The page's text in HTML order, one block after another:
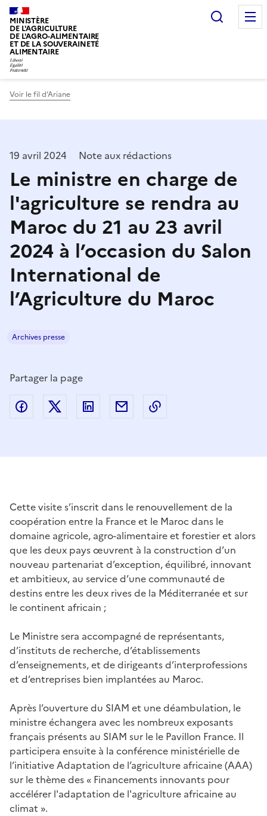
MINISTÈRE
DE L'AGRICULTURE
DE L'AGRO-ALIMENTAIRE
ET DE LA SOUVERAINETÉ
ALIMENTAIRE
Voir le fil d’Ariane
19 avril 2024 Note aux rédactions
Le ministre en charge de
l'agriculture se rendra au
Maroc du 21 au 23 avril
2024 à l’occasion du Salon
International de
l’Agriculture du Maroc
Archives presse
Partager la page
Partager sur Facebook
Partager sur Twitter
Partager sur LinkedIn
Partager par email
Cette visite s’inscrit dans le renouvellement de la
coopération entre la France et le Maroc dans le
domaine agricole, agro-alimentaire et forestier et alors
que les deux pays œuvrent à la construction d’un
nouveau partenariat d’exception, équilibré, innovant
et ambitieux, au service d’une communauté de
destins entre les deux rives de la Méditerranée et sur
le continent africain ;
Le Ministre sera accompagné de représentants,
d’instituts de recherche, d’établissements
d’enseignements, et de dirigeants d’interprofessions
et d’entreprises bien implantées au Maroc.
Après l’ouverture du SIAM et une déambulation, le
ministre échangera avec les nombreux exposants
français présents au SIAM sur le le Pavillon France. Il
participera ensuite à la conférence ministérielle de
l’initiative Adaptation de l’agriculture africaine (AAA)
sur le thème des « Financements innovants pour
accélérer l'adaptation de l'agriculture africaine au
climat ».